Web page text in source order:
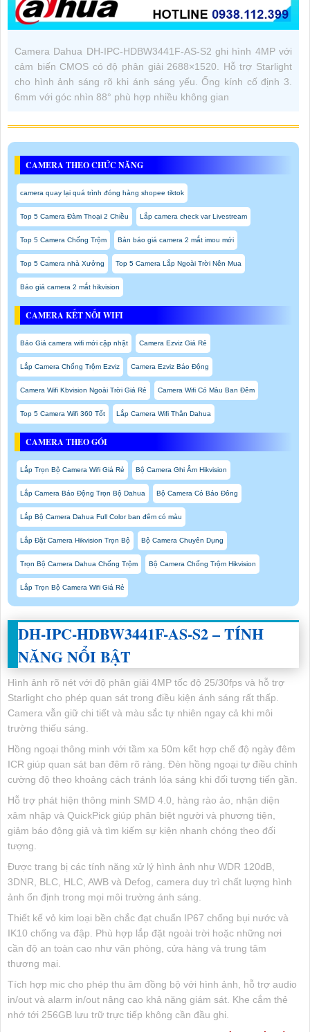
Camera Dahua DH-IPC-HDBW3441F-AS-S2 ghi hình 4MP với
cảm biến CMOS có độ phân giải 2688×1520. Hỗ trợ Starlight
cho hình ảnh sáng rõ khi ánh sáng yếu. Ống kính cố định 3.
6mm với góc nhìn 88° phù hợp nhiều không gian
CAMERA THEO CHỨC NĂNG
camera quay lại quá trình đóng hàng shopee tiktok
Top 5 Camera Đàm Thoại 2 Chiều Lắp camera check var Livestream
Top 5 Camera Chống Trộm Bản báo giá camera 2 mắt imou mới
Top 5 Camera nhà Xưởng Top 5 Camera Lắp Ngoài Trời Nên Mua
Báo giá camera 2 mắt hikvision
CAMERA KẾT NỐI WIFI
Báo Giá camera wifi mới cập nhật Camera Ezviz Giá Rẻ
Lắp Camera Chống Trộm Ezviz Camera Ezviz Báo Động
Camera Wifi Kbvision Ngoài Trời Giá Rẻ Camera Wifi Có Màu Ban Đêm
Top 5 Camera Wifi 360 Tốt Lắp Camera Wifi Thân Dahua
CAMERA THEO GÓI
Lắp Trọn Bộ Camera Wifi Giá Rẻ Bộ Camera Ghi Âm Hikvision
Lắp Camera Báo Động Trọn Bộ Dahua Bộ Camera Có Báo Đông
Lắp Bộ Camera Dahua Full Color ban đêm có màu
Lắp Đặt Camera Hikvision Trọn Bộ Bộ Camera Chuyên Dụng
Trọn Bộ Camera Dahua Chống Trộm Bộ Camera Chống Trộm Hikvision
Lắp Trọn Bộ Camera Wifi Giá Rẻ
DH-IPC-HDBW3441F-AS-S2– TÍNH
NĂNG NỔI BẬT
Hình ảnh rõ nét với độ phân giải 4MP tốc độ 25/30fps và hỗ trợ
Starlight cho phép quan sát trong điều kiện ánh sáng rất thấp.
Camera vẫn giữ chi tiết và màu sắc tự nhiên ngay cả khi môi
trường thiếu sáng.
Hồng ngoại thông minh với tầm xa 50m kết hợp chế độ ngày đêm
ICR giúp quan sát ban đêm rõ ràng. Đèn hồng ngoại tự điều chỉnh
cường độ theo khoảng cách tránh lóa sáng khi đối tượng tiến gần.
Hỗ trợ phát hiện thông minh SMD 4.0, hàng rào ảo, nhận diện
xâm nhập và QuickPick giúp phân biệt người và phương tiện,
giảm báo động giả và tìm kiếm sự kiện nhanh chóng theo đối
tượng.
Được trang bị các tính năng xử lý hình ảnh như WDR 120dB,
3DNR, BLC, HLC, AWB và Defog, camera duy trì chất lượng hình
ảnh ổn định trong mọi môi trường ánh sáng.
Thiết kế vỏ kim loại bền chắc đạt chuẩn IP67 chống bụi nước và
IK10 chống va đập. Phù hợp lắp đặt ngoài trời hoặc những nơi
cần độ an toàn cao như văn phòng, cửa hàng và trung tâm
thương mại.
Tích hợp mic cho phép thu âm đồng bộ với hình ảnh, hỗ trợ audio
in/out và alarm in/out nâng cao khả năng giám sát. Khe cắm thẻ
nhớ tới 256GB lưu trữ trực tiếp không cần đầu ghi.